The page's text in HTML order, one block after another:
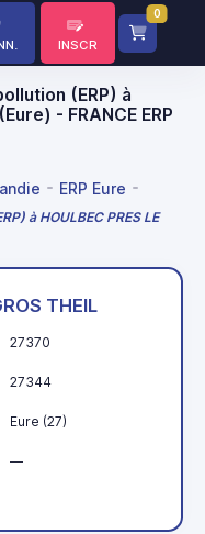
INSCR
0
(ERP) à
- FRANCE ERP
ERP Eure
à HOULBEC PRES LE
THEIL
27370
27344
Eure (27)
—